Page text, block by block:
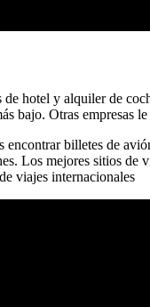
hotel y alquiler de
bajo. Otras empresas
billetes de
Los mejores sitios
viajes internacionales